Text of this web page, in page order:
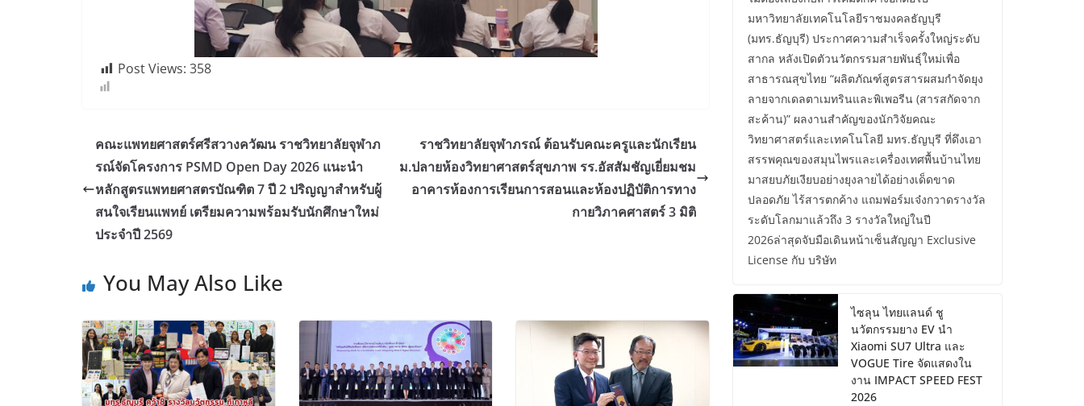
Post Views: 358
คณะแพทยศาสตร์ศรีสวางควัฒน ราชวิทยาลัยจุฬาภ
รณ์จัดโครงการ PSMD Open Day 2026 แนะนำ
หลักสูตรแพทยศาสตรบัณฑิต 7 ปี 2 ปริญญาสำหรับผู้
สนใจเรียนแพทย์ เตรียมความพร้อมรับนักศึกษาใหม่
ประจำปี 2569
ราชวิทยาลัยจุฬาภรณ์ ต้อนรับคณะครูและนักเรียน
ม.ปลายห้องวิทยาศาสตร์สุขภาพ รร.อัสสัมชัญเยี่ยมชม
อาคารห้องการเรียนการสอนและห้องปฏิบัติการทาง
กายวิภาคศาสตร์ 3 มิติ
You May Also Like
มหาวิทยาลัยเทคโนโลยีราชมงคลธัญบุรี
(มทร.ธัญบุรี) ประกาศความสำเร็จครั้งใหญ่ระดับ
สากล หลังเปิดตัวนวัตกรรมสายพันธุ์ใหม่เพื่อ
สาธารณสุขไทย “ผลิตภัณฑ์สูตรสารผสมกำจัดยุง
ลายจากเดลตาเมทรินและพิเพอรีน (สารสกัดจาก
สะค้าน)” ผลงานสำคัญของนักวิจัยคณะ
วิทยาศาสตร์และเทคโนโลยี มทร.ธัญบุรี ที่ดึงเอา
สรรพคุณของสมุนไพรและเครื่องเทศพื้นบ้านไทย
มาสยบภัยเงียบอย่างยุงลายได้อย่างเด็ดขาด
ปลอดภัย ไร้สารตกค้าง แถมฟอร์มเจ๋งกวาดรางวัล
ระดับโลกมาแล้วถึง 3 รางวัลใหญ่ในปี
2026ล่าสุดจับมือเดินหน้าเซ็นสัญญา Exclusive
License กับ บริษัท
ไซลุน ไทยแลนด์ ชู
นวัตกรรมยาง EV นำ
Xiaomi SU7 Ultra และ
VOGUE Tire จัดแสดงใน
งาน IMPACT SPEED FEST
2026